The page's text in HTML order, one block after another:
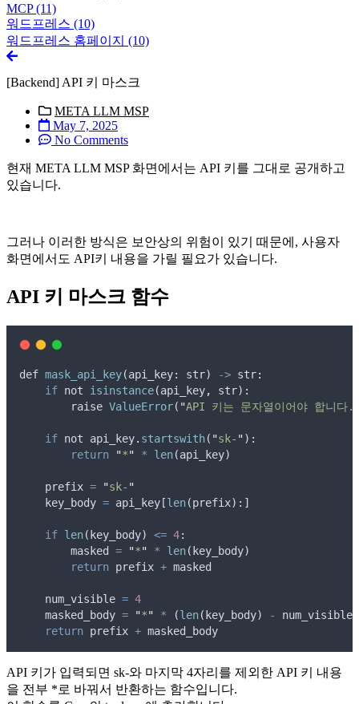
MCP(11)
워드프레스 (10)
워드프레스 홈페이지 (10)
[Backend] API 키 마스크
META LLM MSP
May 7, 2025
No Comments
현재 META LLM MSP 화면에서는 API 키를 그대로 공개하고
있습니다.
그러나 이러한 방식은 보안상의 위험이 있기 때문에, 사용자
화면에서도 API키 내용을 가릴 필요가 있습니다.
API 키 마스크 함수
def mask_api_key(api_key: str) -> str:
if not isinstance(api_key, str):
raise ValueError( "API 키는 문자열이어야 합니다.
if not api_key. startswith( "sk- "):
return
"*" * len(api_key)
prefix = "sk- "
key_body = api_key [len(prefix):]
if len( key_body) <= 4:
masked
= "*" * len( key_body)
return prefix + masked
num_visible = 4
masked_body = "*" * (len( key_body) - num_visible
return prefix + masked_body
API 키가 입력되면 sk-와 마지막 4자리를 제외한 API 키 내용
을 전부 *로 바꿔서 반환하는 함수입니다.